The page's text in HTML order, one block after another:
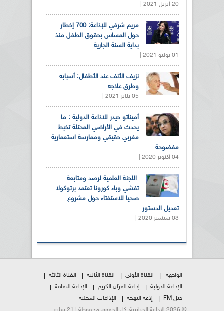
20 أبريل 2021 |
مريم شرفي للإذاعة: 700 إخطار
حول المساس بحقوق الطفل منذ
بداية السنة الجارية
01 يونيو 2021 |
نزيف الأنف عند الأطفال: أسبابه
وطرق علاجه
05 يناير 2021 |
أميناتو حيدر للاذاعة الدولية : ما
يحدث في الأراضي المحتلة تخبط
مغربي حقيقي وممارسة استعمارية
مفضوحة
04 أكتوبر 2020 |
اللجنة العلمية لرصد ومتابعة
تفشي وباء كورونا تعتمد برتوكولا
صحيا للاستفتاء حول مشروع
تعديل الدستور
03 سبتمبر 2020 |
الواجهة القناة الأولى القناة الثانية
القناة الثالثة
الإذاعة الدولية
إذاعة القرآن الكريم
الإذاعة الثقافة
جيل FM
إذعة البهجة
الإذاعات المحلية